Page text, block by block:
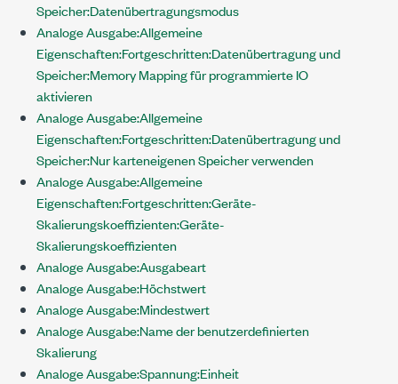
Speicher:Datenübertragungsmodus
Analoge Ausgabe:Allgemeine
Eigenschaften:Fortgeschritten:Datenübertragung und
Speicher:Memory Mapping für programmierte IO
aktivieren
Analoge Ausgabe:Allgemeine
Eigenschaften:Fortgeschritten:Datenübertragung und
Speicher:Nur karteneigenen Speicher verwenden
Analoge Ausgabe:Allgemeine
Eigenschaften:Fortgeschritten:Geräte-
Skalierungskoeffizienten:Geräte-
Skalierungskoeffizienten
Analoge Ausgabe:Ausgabeart
Analoge Ausgabe:Höchstwert
Analoge Ausgabe:Mindestwert
Analoge Ausgabe:Name der benutzerdefinierten
Skalierung
Analoge Ausgabe:Spannung:Einheit